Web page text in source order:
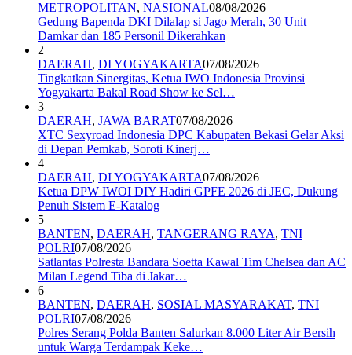
METROPOLITAN, NASIONAL08/08/2026
Gedung Bapenda DKI Dilalap si Jago Merah, 30 Unit
Damkar dan 185 Personil Dikerahkan
2
DAERAH, DI YOGYAKARTA07/08/2026
Tingkatkan Sinergitas, Ketua IWO Indonesia Provinsi
Yogyakarta Bakal Road Show ke Sel…
3
DAERAH, JAWA BARAT07/08/2026
XTC Sexyroad Indonesia DPC Kabupaten Bekasi Gelar Aksi
di Depan Pemkab, Soroti Kinerj…
4
DAERAH, DI YOGYAKARTA07/08/2026
Ketua DPW IWOI DIY Hadiri GPFE 2026 di JEC, Dukung
Penuh Sistem E-Katalog
5
BANTEN, DAERAH, TANGERANG RAYA, TNI
POLRI07/08/2026
Satlantas Polresta Bandara Soetta Kawal Tim Chelsea dan AC
Milan Legend Tiba di Jakar…
6
BANTEN, DAERAH, SOSIAL MASYARAKAT, TNI
POLRI07/08/2026
Polres Serang Polda Banten Salurkan 8.000 Liter Air Bersih
untuk Warga Terdampak Keke…